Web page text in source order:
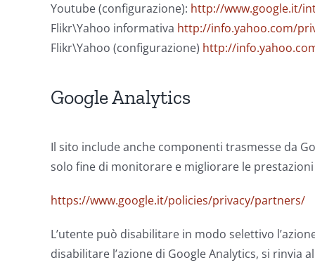
Youtube (configurazione): http://www.google.it/
Flikr\Yahoo informativa http://info.yahoo.com/
Flikr\Yahoo (configurazione) http://
Google Analytics
Il sito include anche componenti trasmesse da
solo fine di monitorare e migliorare le
https://www.google.it/policies/privacy/partners/
L’utente può disabilitare in modo selettivo
disabilitare l’azione di Google Analytics, si rinvia